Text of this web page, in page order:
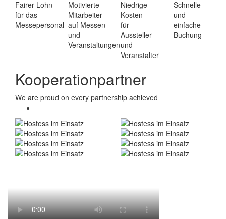
Fairer Lohn
für das
Messepersonal
Motivierte
Mitarbeiter
auf Messen
und
Veranstaltungen
Niedrige
Kosten
für
Aussteller
und
Veranstalter
Schnelle
und
einfache
Buchung
Kooperationpartner
We are proud on every partnership achieved